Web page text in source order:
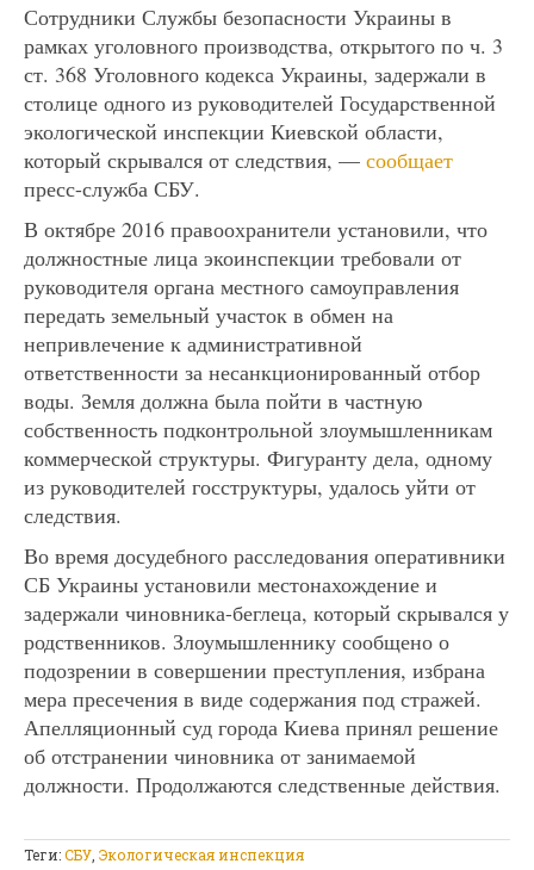
Сотрудники Службы безопасности Украины в
рамках уголовного производства, открытого по ч. 3
ст. 368 Уголовного кодекса Украины, задержали в
столице одного из руководителей Государственной
экологической инспекции Киевской области,
который скрывался от следствия, — сообщает
пресс-служба СБУ.
В октябре 2016 правоохранители установили, что
должностные лица экоинспекции требовали от
руководителя органа местного самоуправления
передать земельный участок в обмен на
непривлечение к административной
ответственности за несанкционированный отбор
воды. Земля должна была пойти в частную
собственность подконтрольной злоумышленникам
коммерческой структуры. Фигуранту дела, одному
из руководителей госструктуры, удалось уйти от
следствия.
Во время досудебного расследования оперативники
СБ Украины установили местонахождение и
задержали чиновника-беглеца, который скрывался у
родственников. Злоумышленнику сообщено о
подозрении в совершении преступления, избрана
мера пресечения в виде содержания под стражей.
Апелляционный суд города Киева принял решение
об отстранении чиновника от занимаемой
должности. Продолжаются следственные действия.
Теги:СБУ Экологическая инспекция